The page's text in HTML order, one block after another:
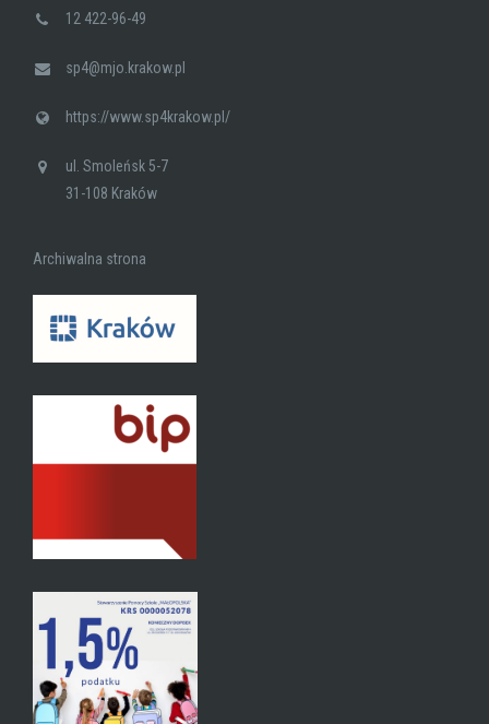
12 422-96-49
sp4@mjo.krakow.pl
https://www.sp4krakow.pl/
ul. Smoleńsk 5-7
31-108 Kraków
Archiwalna strona